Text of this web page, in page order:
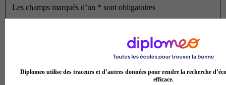
Les champs marqués d’un * sont obligatoires
À quel niveau seras-tu pour cette formation ?
Diplomeo utilise des traceurs et d’autres données pour rendre la recherche
efficace.